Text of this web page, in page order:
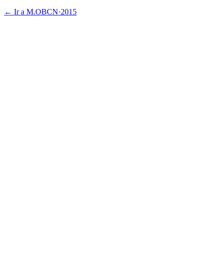
← Ir a M.OBCN·2015